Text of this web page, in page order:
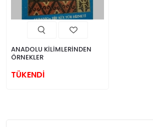
ANADOLU KİLİMLERİNDEN
ÖRNEKLER
TÜKENDİ